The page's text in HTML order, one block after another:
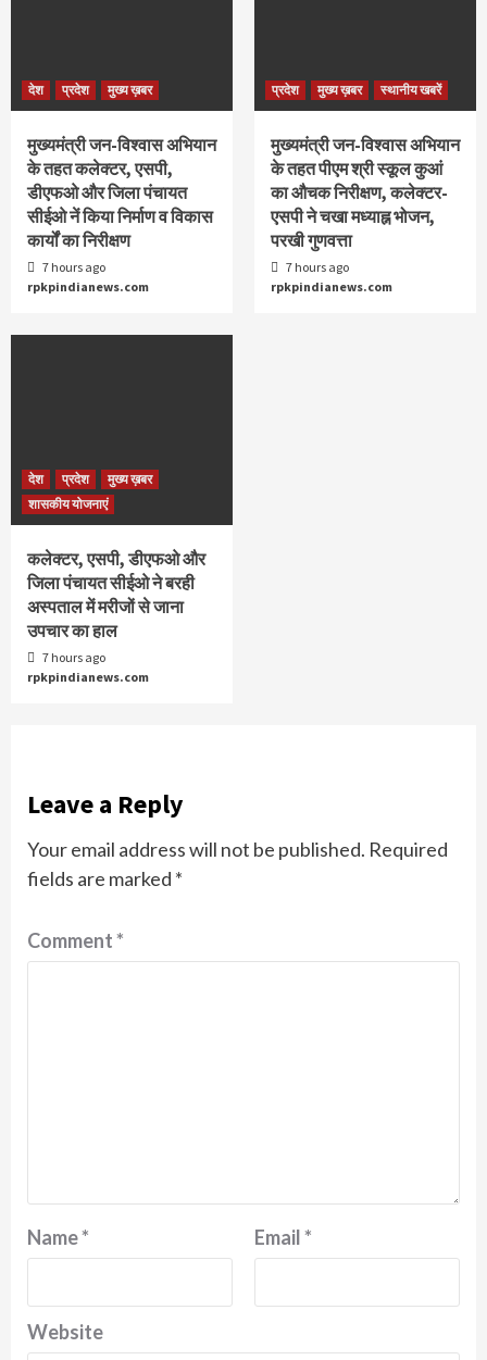
देश प्रदेश मुख्य ख़बर
मुख्यमंत्री जन-विश्वास अभियान
के तहत कलेक्टर, एसपी,
डीएफओ और जिला पंचायत
सीईओ नें किया निर्माण व विकास
कार्यों का निरीक्षण
7 hours ago
rpkpindianews.com
प्रदेश मुख्य ख़बर स्थानीय खबरें
मुख्यमंत्री जन-विश्वास अभियान
के तहत पीएम श्री स्कूल कुआं
का औचक निरीक्षण, कलेक्टर-
एसपी ने चखा मध्याह्न भोजन,
परखी गुणवत्ता
7 hours ago
rpkpindianews.com
देश प्रदेश
मुख्य ख़बर
शासकीय योजनाएं
कलेक्टर, एसपी, डीएफओ और
जिला पंचायत सीईओ ने बरही
अस्पताल में मरीजों से जाना
उपचार का हाल
7 hours ago
rpkpindianews.com
Leave a Reply
Your email address will not be published. Required
fields are marked *
Comment*
Name* Email*
Website